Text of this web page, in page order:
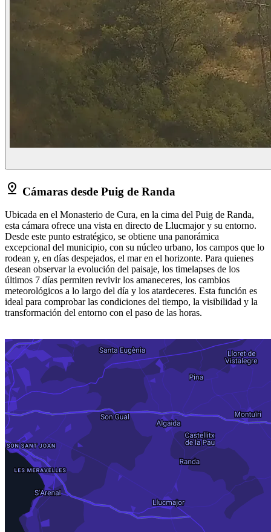
Cámaras desde Puig de Randa
Ubicada en el Monasterio de Cura, en la cima del Puig de Randa,
esta cámara ofrece una vista en directo de Llucmajor y su entorno.
Desde este punto estratégico, se obtiene una panorámica
excepcional del municipio, con su núcleo urbano, los campos que lo
rodean y, en días despejados, el mar en el horizonte. Para quienes
desean observar la evolución del paisaje, los timelapses de los
últimos 7 días permiten revivir los amaneceres, los cambios
meteorológicos a lo largo del día y los atardeceres. Esta función es
ideal para comprobar las condiciones del tiempo, la visibilidad y la
transformación del entorno con el paso de las horas.